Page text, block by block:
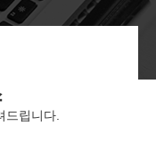
드립니다.